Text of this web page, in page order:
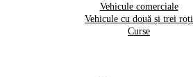
Vehicule comerciale
Vehicule cu două și trei roți
Curse